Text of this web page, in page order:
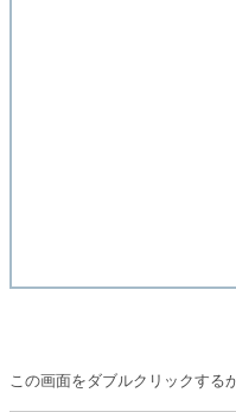
自ら学び
この画面をダブルクリックする